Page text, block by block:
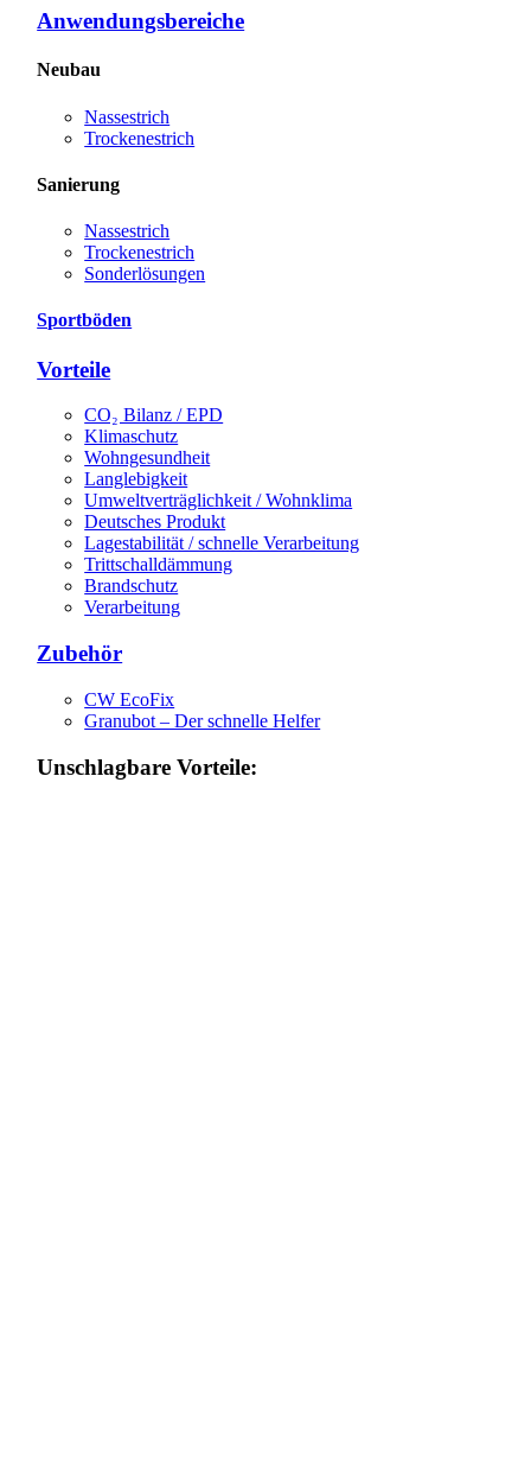
Anwendungsbereiche
Neubau
Nassestrich
Trockenestrich
Sanierung
Nassestrich
Trockenestrich
Sonderlösungen
Sportböden
Vorteile
CO₂ Bilanz / EPD
Klimaschutz
Wohngesundheit
Langlebigkeit
Umweltverträglichkeit / Wohnklima
Deutsches Produkt
Lagestabilität / schnelle Verarbeitung
Trittschalldämmung
Brandschutz
Verarbeitung
Zubehör
CW EcoFix
Granubot – Der schnelle Helfer
Unschlagbare Vorteile: